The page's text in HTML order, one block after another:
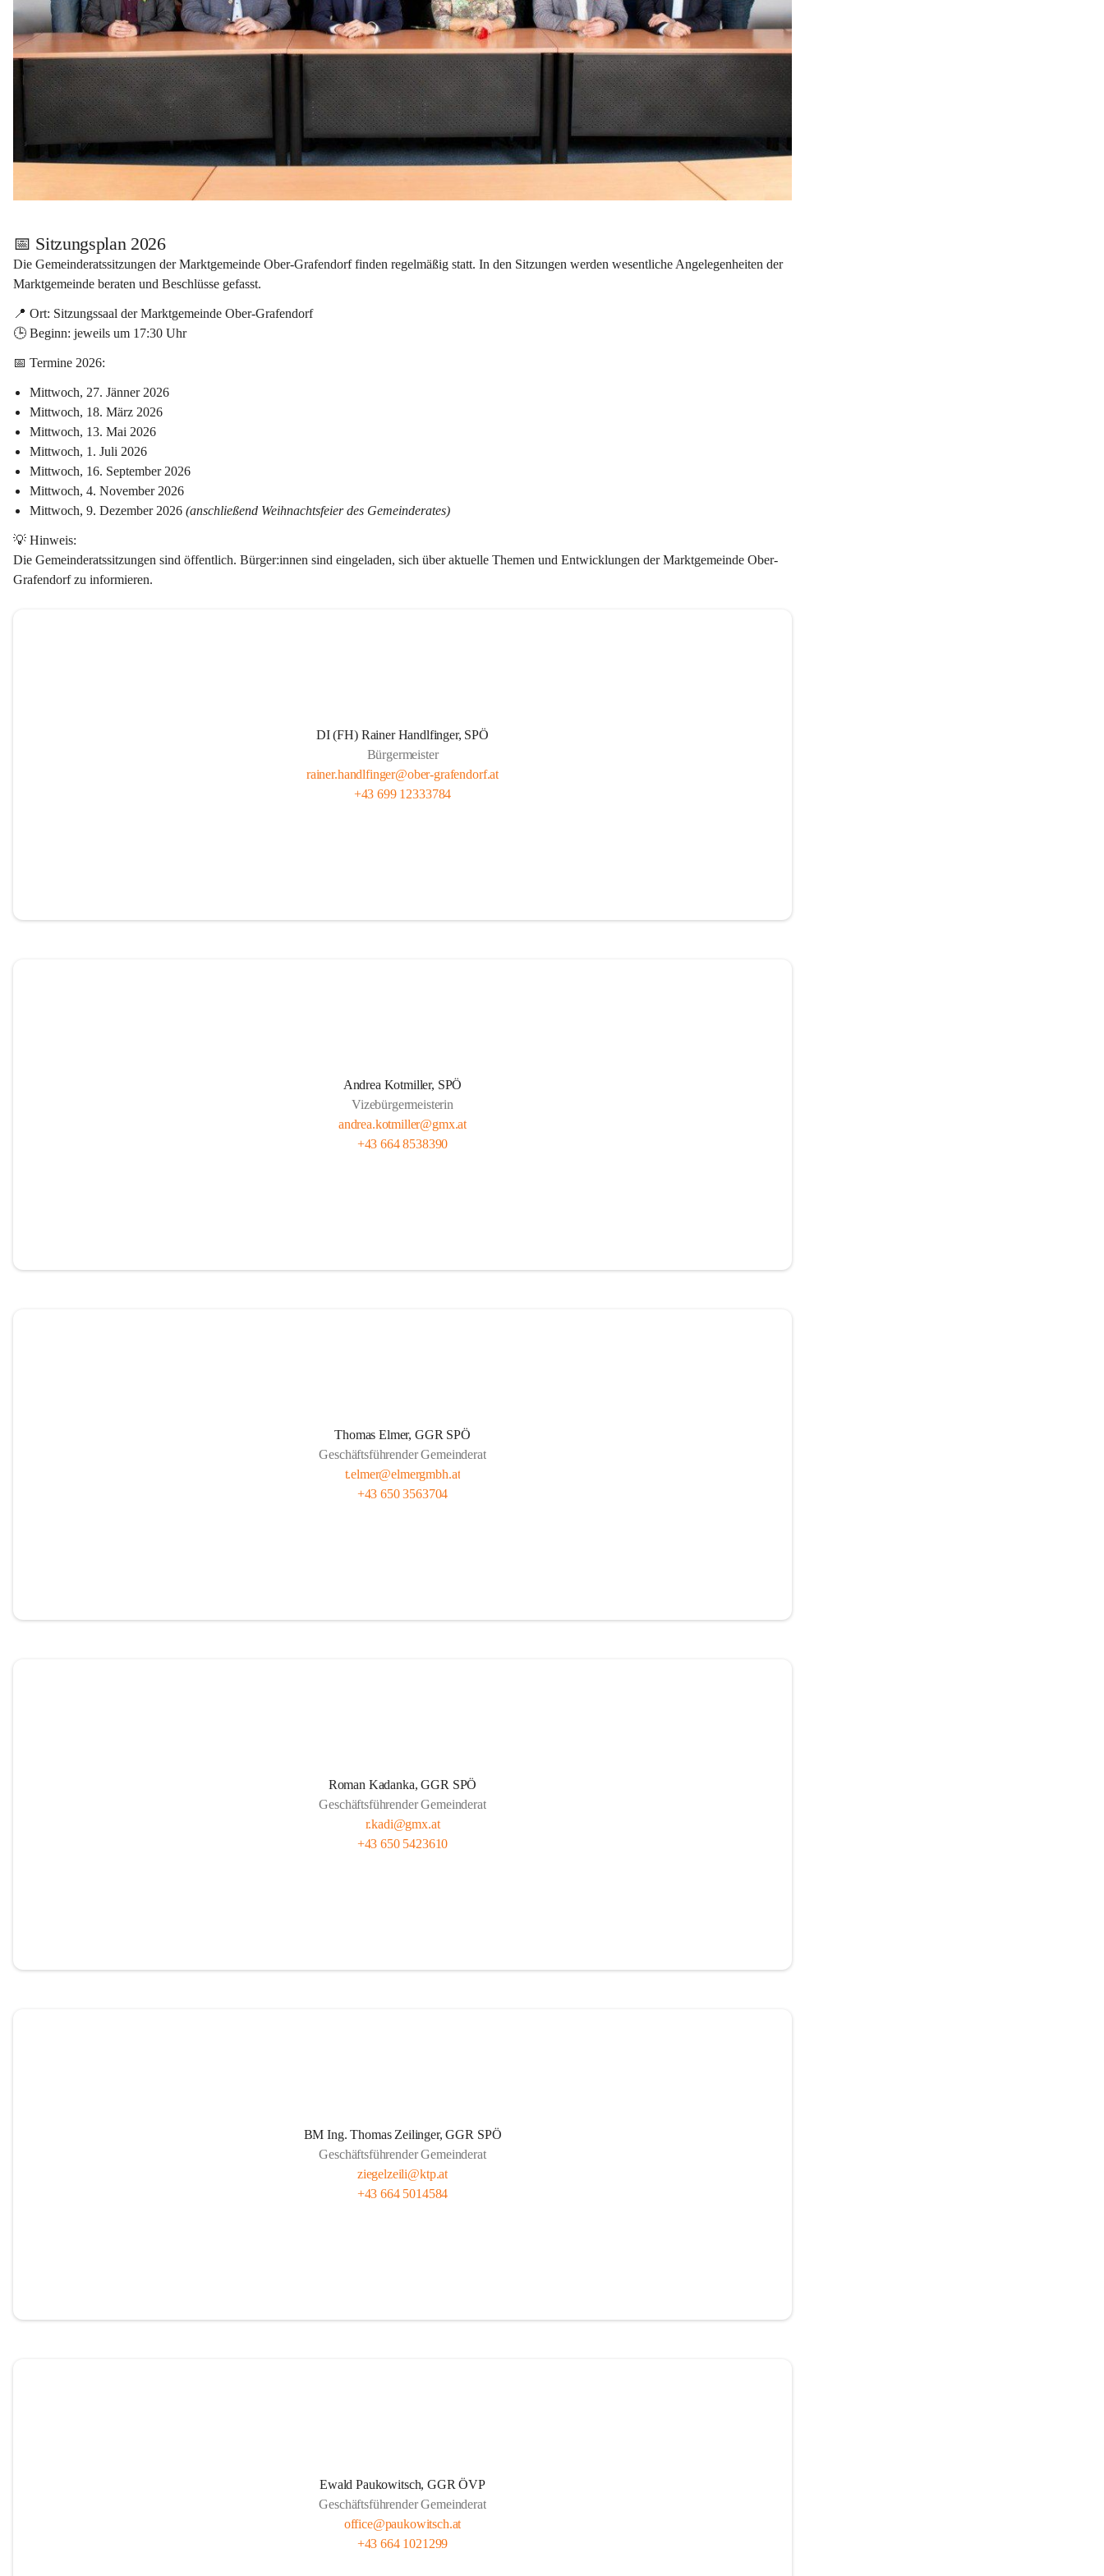
📅 Sitzungsplan 2026
Die Gemeinderatssitzungen der Marktgemeinde Ober-Grafendorf finden regelmäßig statt. In den Sitzungen werden wesentliche Angelegenheiten der
Marktgemeinde beraten und Beschlüsse gefasst.
📍 Ort: Sitzungssaal der Marktgemeinde Ober-Grafendorf
🕒 Beginn: jeweils um 17:30 Uhr
📅 Termine 2026:
Mittwoch, 27. Jänner 2026
Mittwoch, 18. März 2026
Mittwoch, 13. Mai 2026
Mittwoch, 1. Juli 2026
Mittwoch, 16. September 2026
Mittwoch, 4. November 2026
Mittwoch, 9. Dezember 2026 (anschließend Weihnachtsfeier des Gemeinderates)
💡 Hinweis:
Die Gemeinderatssitzungen sind öffentlich. Bürger:innen sind eingeladen, sich über aktuelle Themen und Entwicklungen der Marktgemeinde Ober-
Grafendorf zu informieren.
DI (FH) Rainer Handlfinger, SPÖ
Bürgermeister
rainer.handlfinger@ober-grafendorf.at
+43 699 12333784
Andrea Kotmiller, SPÖ
Vizebürgermeisterin
andrea.kotmiller@gmx.at
+43 664 8538390
Thomas Elmer, GGR SPÖ
Geschäftsführender Gemeinderat
t.elmer@elmergmbh.at
+43 650 3563704
Roman Kadanka, GGR SPÖ
Geschäftsführender Gemeinderat
r.kadi@gmx.at
+43 650 5423610
BM Ing. Thomas Zeilinger, GGR SPÖ
Geschäftsführender Gemeinderat
ziegelzeili@ktp.at
+43 664 5014584
Ewald Paukowitsch, GGR ÖVP
Geschäftsführender Gemeinderat
office@paukowitsch.at
+43 664 1021299